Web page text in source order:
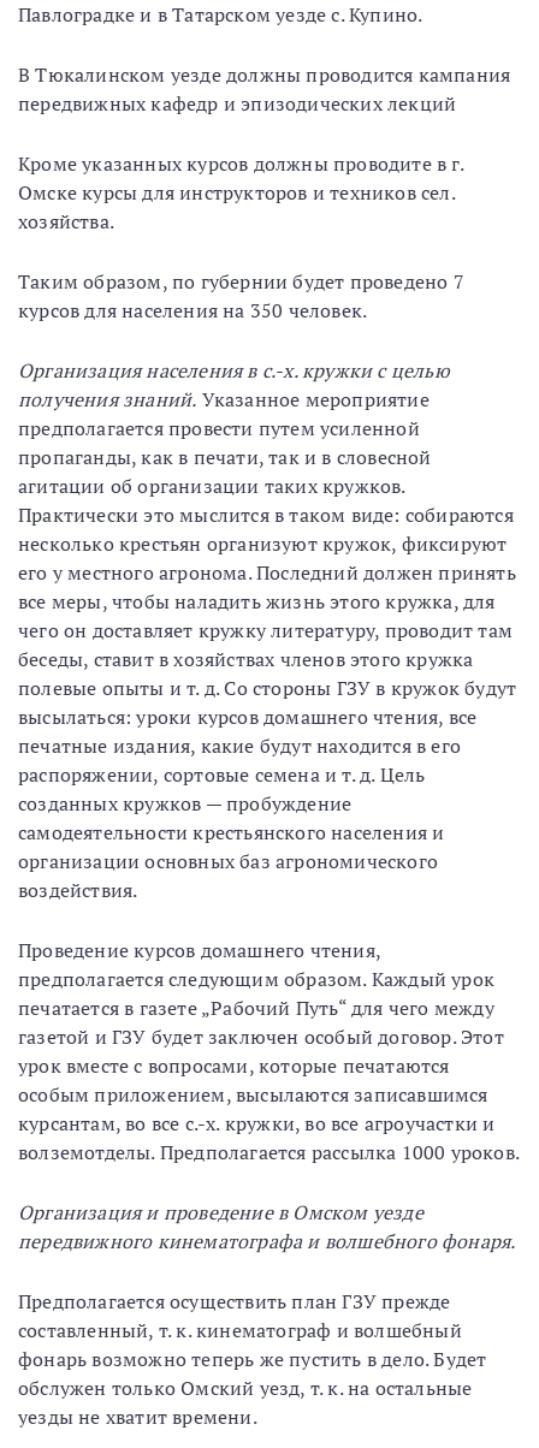
Павлоградке и в Татарском уезде с. Купино.
В Тюкалинском уезде должны проводится кампания
передвижных кафедр и эпизодических лекций
Кроме указанных курсов должны проводите в г.
Омске курсы для инструкторов и техников сел.
хозяйства.
Таким образом, по губернии будет проведено 7
курсов для населения на 350 человек.
Организация населения в с.-х. кружки с целью
получения знаний. Указанное мероприятие
предполагается провести путем усиленной
пропаганды, как в печати, так и в словесной
агитации об организации таких кружков.
Практически это мыслится в таком виде: собираются
несколько крестьян организуют кружок, фиксируют
его у местного агронома. Последний должен принять
все меры, чтобы наладить жизнь этого кружка, для
чего он доставляет кружку литературу, проводит там
беседы, ставит в хозяйствах членов этого кружка
полевые опыты и т. д. Со стороны ГЗУ в кружок будут
высылаться: уроки курсов домашнего чтения, все
печатные издания, какие будут находится в его
распоряжении, сортовые семена и т. д. Цель
созданных кружков — пробуждение
самодеятельности крестьянского населения и
организации основных баз агрономического
воздействия.
Проведение курсов домашнего чтения,
предполагается следующим образом. Каждый урок
печатается в газете „Рабочий Путь“ для чего между
газетой и ГЗУ будет заключен особый договор. Этот
урок вместе с вопросами, которые печатаются
особым приложением, высылаются записавшимся
курсантам, во все с.-х. кружки, во все агроучастки и
волземотделы. Предполагается рассылка 1000 уроков.
Организация и проведение в Омском уезде
передвижного кинематографа и волшебного фонаря.
Предполагается осуществить план ГЗУ прежде
составленный, т. к. кинематограф и волшебный
фонарь возможно теперь же пустить в дело. Будет
обслужен только Омский уезд, т. к. на остальные
уезды не хватит времени.